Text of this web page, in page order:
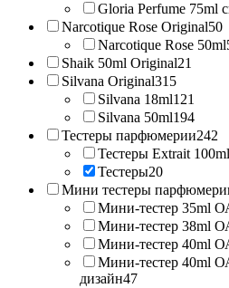
Gloria Perfume 75ml
Narcotique Rose Original50
Narcotique Rose 50ml
Shaik 50ml Original21
Silvana Original315
Silvana 18ml121
Silvana 50ml194
Тестеры парфюмерии242
Тестеры Extrait
Тестеры20
Мини тестеры
Мини-тестер 35ml
Мини-тестер 38ml
Мини-тестер 40ml
Мини-тестер 40ml
дизайн47